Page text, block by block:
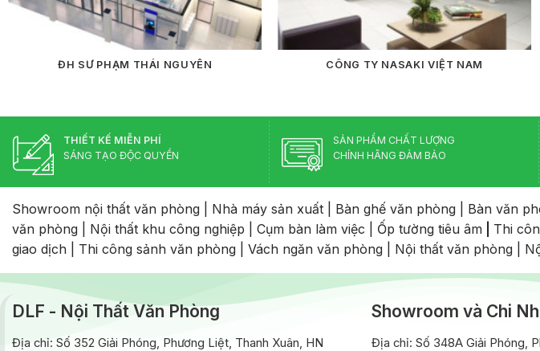
ĐH SƯ PHẠM THÁI NGUYÊN CÔNG TY NASAKI VIỆT NAM
THIẾT KẾ MIỄN PHÍ
SÁNG TẠO ĐỘC QUYỀN
SẢN PHẨM CHẤT LƯỢNG
CHÍNH HÃNG ĐẢM BẢO
Showroom nội thất văn phòng Nhà máy sản xuất Bàn ghế văn phòng Bàn văn
văn phòng
Nội thất khu công nghiệp Cụm bàn làm việc Ốp tường tiêu âm Thi
giao dịch
Thi công sảnh văn phòng Vách ngăn văn phòng Nội thất văn phòng
DLF - Nội Thất Văn Phòng
Địa chỉ: Số 352 Giải Phóng, Phương Liệt, Thanh Xuân, HN
Showroom và Chi
Địa chỉ: Số 348A Giải Phóng,